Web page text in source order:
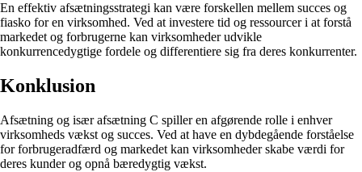
En effektiv afsætningsstrategi kan være forskellen mellem succes og
fiasko for en virksomhed. Ved at investere tid og ressourcer i at forstå
markedet og forbrugerne kan virksomheder udvikle
konkurrencedygtige fordele og differentiere sig fra deres konkurrenter.
Konklusion
Afsætning og især afsætning C spiller en afgørende rolle i enhver
virksomheds vækst og succes. Ved at have en dybdegående forståelse
for forbrugeradfærd og markedet kan virksomheder skabe værdi for
deres kunder og opnå bæredygtig vækst.